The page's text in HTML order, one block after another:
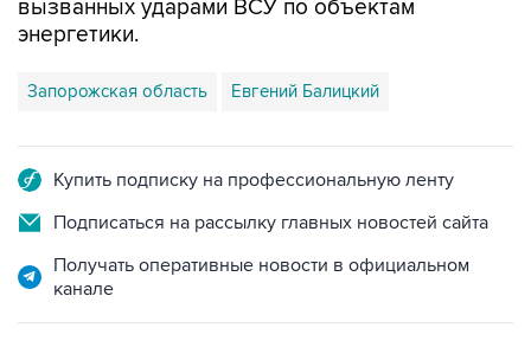
Запорожская область
Подписаться на рассылку главных новостей сайта
Получать оперативные новости в официальном
канале
НОВОСТИ ПО ТЕМЕ